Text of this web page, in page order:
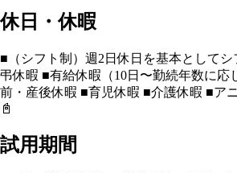
休日・休暇
■（シフト制）週2日休日を基本として
弔休暇 ■有給休暇（10日〜勤続年数に応
前・産後休暇 ■育児休暇 ■介護休暇 ■ア
📓
試用期間